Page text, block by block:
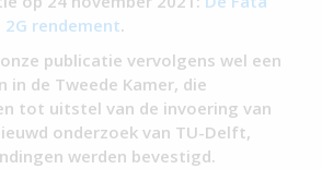
rendement.
publicatie vervolgens wel een
in de Tweede Kamer, die
tot uitstel van de invoering van
onderzoek van TU-Delft,
werden bevestigd.